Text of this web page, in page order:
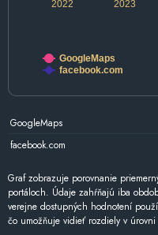
2022 2023
GoogleMaps
facebook.com
GoogleMaps
facebook.com
Graf zobrazuje porovnanie
portáloch. Údaje zahŕňajú iba
verejne dostupných hodnotení
čo umožňuje vidieť rozdiely v